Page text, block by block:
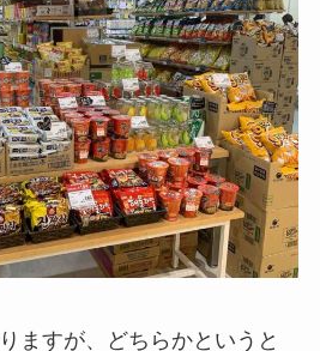
ますが、どちらかというと